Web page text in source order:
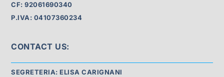
CF: 92061690340
P.IVA: 04107360234
CONTACT US:
SEGRETERIA: ELISA CARIGNANI